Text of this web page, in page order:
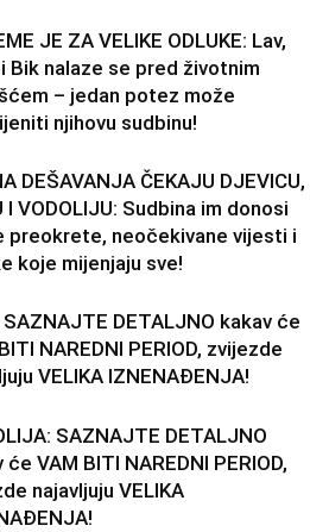
JE ZA VELIKE ODLUKE: Lav,
i Bik nalaze se pred životnim
– jedan potez može
njihovu sudbinu!
DEŠAVANJA ČEKAJU DJEVICU,
I VODOLIJU: Sudbina im donosi
preokrete, neočekivane vijesti i
koje mijenjaju sve!
SAZNAJTE DETALJNO kakav će
NAREDNI PERIOD, zvijezde
VELIKA IZNENAĐENJA!
SAZNAJTE DETALJNO
će VAM BITI NAREDNI PERIOD,
najavljuju VELIKA